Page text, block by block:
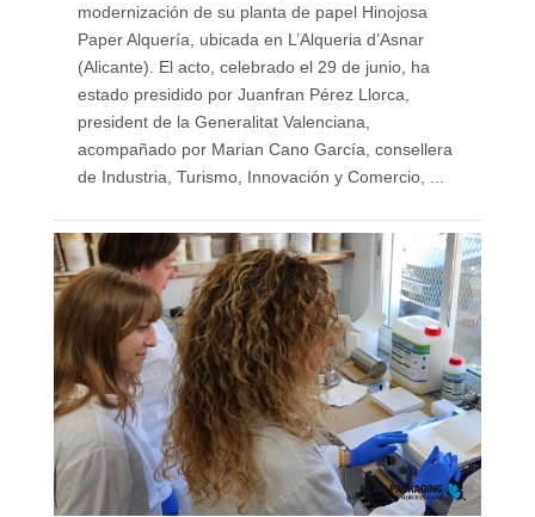
modernización de su planta de papel Hinojosa
Paper Alquería, ubicada en L’Alqueria d’Asnar
(Alicante). El acto, celebrado el 29 de junio, ha
estado presidido por Juanfran Pérez Llorca,
president de la Generalitat Valenciana,
acompañado por Marian Cano García, consellera
de Industria, Turismo, Innovación y Comercio, ...